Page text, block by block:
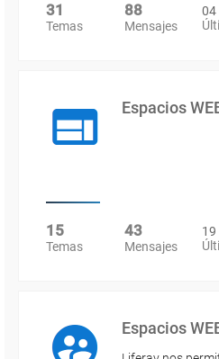
31
Temas
88
Mensajes
04
Espacios
15
Temas
43
Mensajes
19
Espacios